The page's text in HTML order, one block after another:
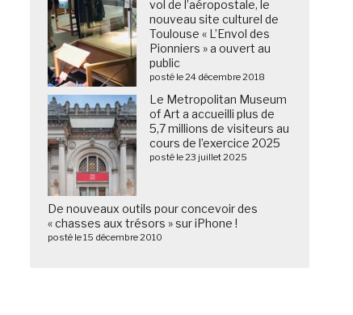
vol de l’aéropostale, le
nouveau site culturel de
Toulouse « L’Envol des
Pionniers » a ouvert au
public
posté le 24 décembre 2018
Le Metropolitan Museum
of Art a accueilli plus de
5,7 millions de visiteurs au
cours de l’exercice 2025
posté le 23 juillet 2025
De nouveaux outils pour concevoir des
« chasses aux trésors » sur iPhone !
posté le 15 décembre 2010